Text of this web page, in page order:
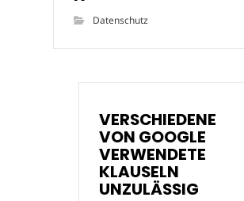
Datenschutz
VERSCHIEDENE
VON GOOGLE
VERWENDETE
KLAUSELN
UNZULÄSSIG